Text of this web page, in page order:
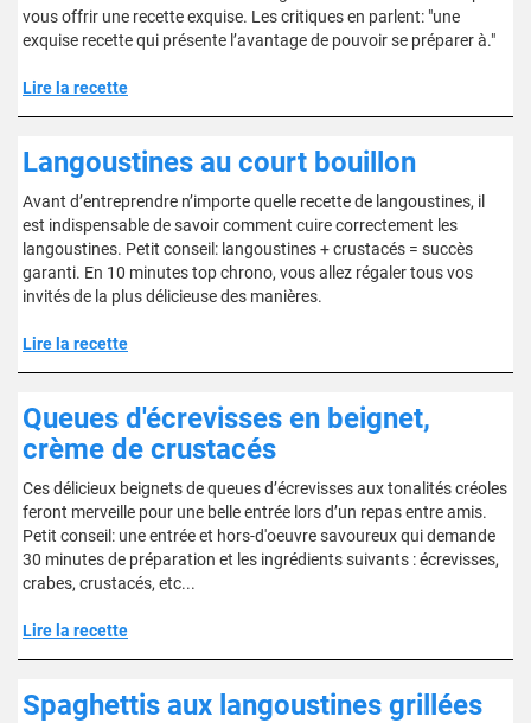
vous offrir une recette exquise. Les critiques en parlent: "une
exquise recette qui présente l’avantage de pouvoir se préparer à."
Lire la recette
Langoustines au court bouillon
Avant d’entreprendre n’importe quelle recette de langoustines, il
est indispensable de savoir comment cuire correctement les
langoustines. Petit conseil: langoustines + crustacés = succès
garanti. En 10 minutes top chrono, vous allez régaler tous vos
invités de la plus délicieuse des manières.
Lire la recette
Queues d'écrevisses en beignet,
crème de crustacés
Ces délicieux beignets de queues d’écrevisses aux tonalités créoles
feront merveille pour une belle entrée lors d’un repas entre amis.
Petit conseil: une entrée et hors-d'oeuvre savoureux qui demande
30 minutes de préparation et les ingrédients suivants : écrevisses,
crabes, crustacés, etc...
Lire la recette
Spaghettis aux langoustines grillées